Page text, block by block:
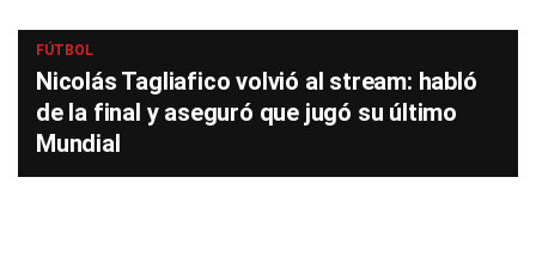
FÚTBOL
Nicolás Tagliafico volvió al stream: habló
de la final y aseguró que jugó su último
Mundial